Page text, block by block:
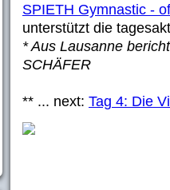
SPIETH Gymnastic -
unterstützt die
* Aus Lausanne
SCHÄFER
** ... next: Tag 4: Die